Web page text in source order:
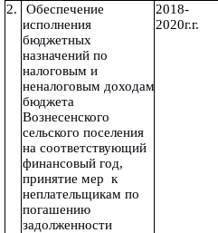
2.
Обеспечение
исполнения
бюджетных
назначений по
налоговым и
неналоговым доходам
бюджета
Вознесенского
сельского поселения
на соответствующий
финансовый год,
принятие мер  к
неплательщикам по
погашению
задолженности
2018-
2020г.г.